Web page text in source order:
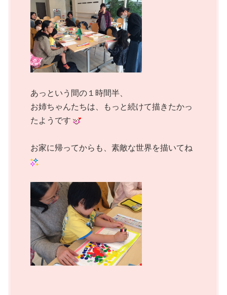
あっという間の１時間半、
お姉ちゃんたちは、もっと続けて描きたかっ
たようです
お家に帰ってからも、素敵な世界を描いてね